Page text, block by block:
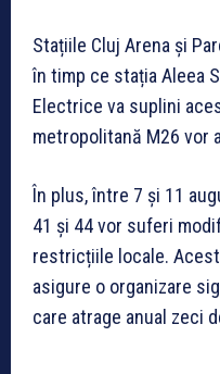
Stațiile Cluj Arena și
în timp ce stația Aleea
Electrice va suplini
metropolitană M26 vor
În plus, între 7 și 11
41 și 44 vor suferi
restricțiile locale.
asigure o organizare
care atrage anual zeci